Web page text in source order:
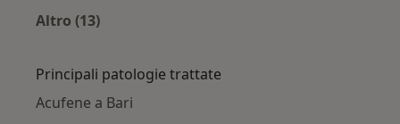
Altro (13)
Principali patologie trattate
Acufene a Bari